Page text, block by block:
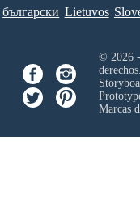
български Lietuvos
© 2026 -
derechos.
Marcas